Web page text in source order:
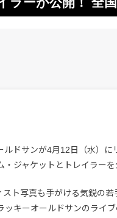
ルドサンが4月12日（水）に
ジャケットとトレイラーを
ト写真も手がける気鋭の
キーオールドサンのライ